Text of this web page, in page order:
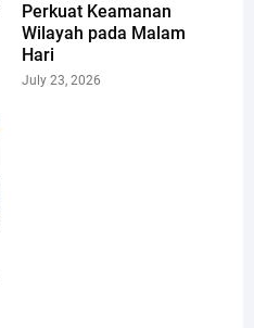
Perkuat Keamanan
Wilayah pada Malam
Hari
July 23, 2026